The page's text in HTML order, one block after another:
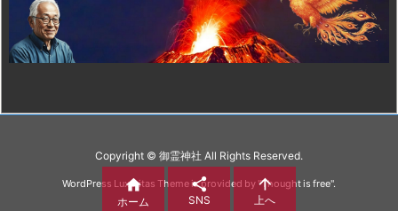
Copyright © 御霊神社 All Rights Reserved.
WordPress Luxeritas Theme is provided by "Thought is free".

ホーム

SNS

上へ